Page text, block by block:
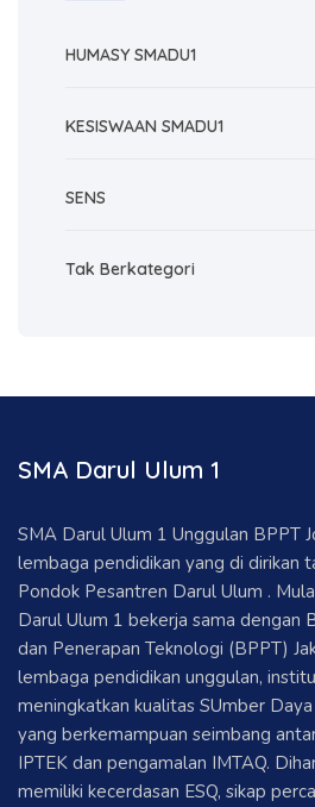
HUMASY SMADU1
KESISWAAN SMADU1
SENS
Tak Berkategori
SMA Darul Ulum 1
SMA Darul Ulum 1 Unggulan BPPT
lembaga pendidikan yang di dirikan
Pondok Pesantren Darul Ulum .
Darul Ulum 1 bekerja sama dengan
dan Penerapan Teknologi (BPPT)
lembaga pendidikan unggulan,
meningkatkan kualitas SUmber
yang berkemampuan seimbang
IPTEK dan pengamalan IMTAQ.
memiliki kecerdasan ESQ, sikap